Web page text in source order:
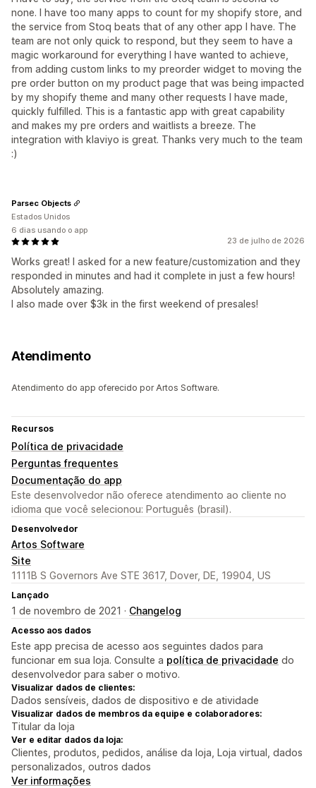
none. I have too many apps to count for my shopify store, and
the service from Stoq beats that of any other app I have. The
team are not only quick to respond, but they seem to have a
magic workaround for everything I have wanted to achieve,
from adding custom links to my preorder widget to moving the
pre order button on my product page that was being impacted
by my shopify theme and many other requests I have made,
quickly fulfilled. This is a fantastic app with great capability
and makes my pre orders and waitlists a breeze. The
integration with klaviyo is great. Thanks very much to the team
:)
23 de julho de 2026
Works great! I asked for a new feature/customization and they
responded in minutes and had it complete in just a few hours!
Absolutely amazing.
I also made over $3k in the first weekend of presales!
Parsec Objects
Estados Unidos
6 dias usando o app
Atendimento
Atendimento do app oferecido por Artos Software.
Recursos
Política de privacidade
Perguntas frequentes
Documentação do app
Este desenvolvedor não oferece atendimento ao cliente no
idioma que você selecionou: Português (brasil).
Desenvolvedor
Artos Software
Site
1111B S Governors Ave STE 3617, Dover, DE, 19904, US
Lançado
1 de novembro de 2021 · Changelog
Acesso aos dados
Este app precisa de acesso aos seguintes dados para
funcionar em sua loja. Consulte a política de privacidade do
desenvolvedor para saber o motivo.
Visualizar dados de clientes:
Dados sensíveis, dados de dispositivo e de atividade
Visualizar dados de membros da equipe e colaboradores:
Titular da loja
Ver e editar dados da loja:
Clientes, produtos, pedidos, análise da loja, Loja virtual, dados
personalizados, outros dados
Ver informações